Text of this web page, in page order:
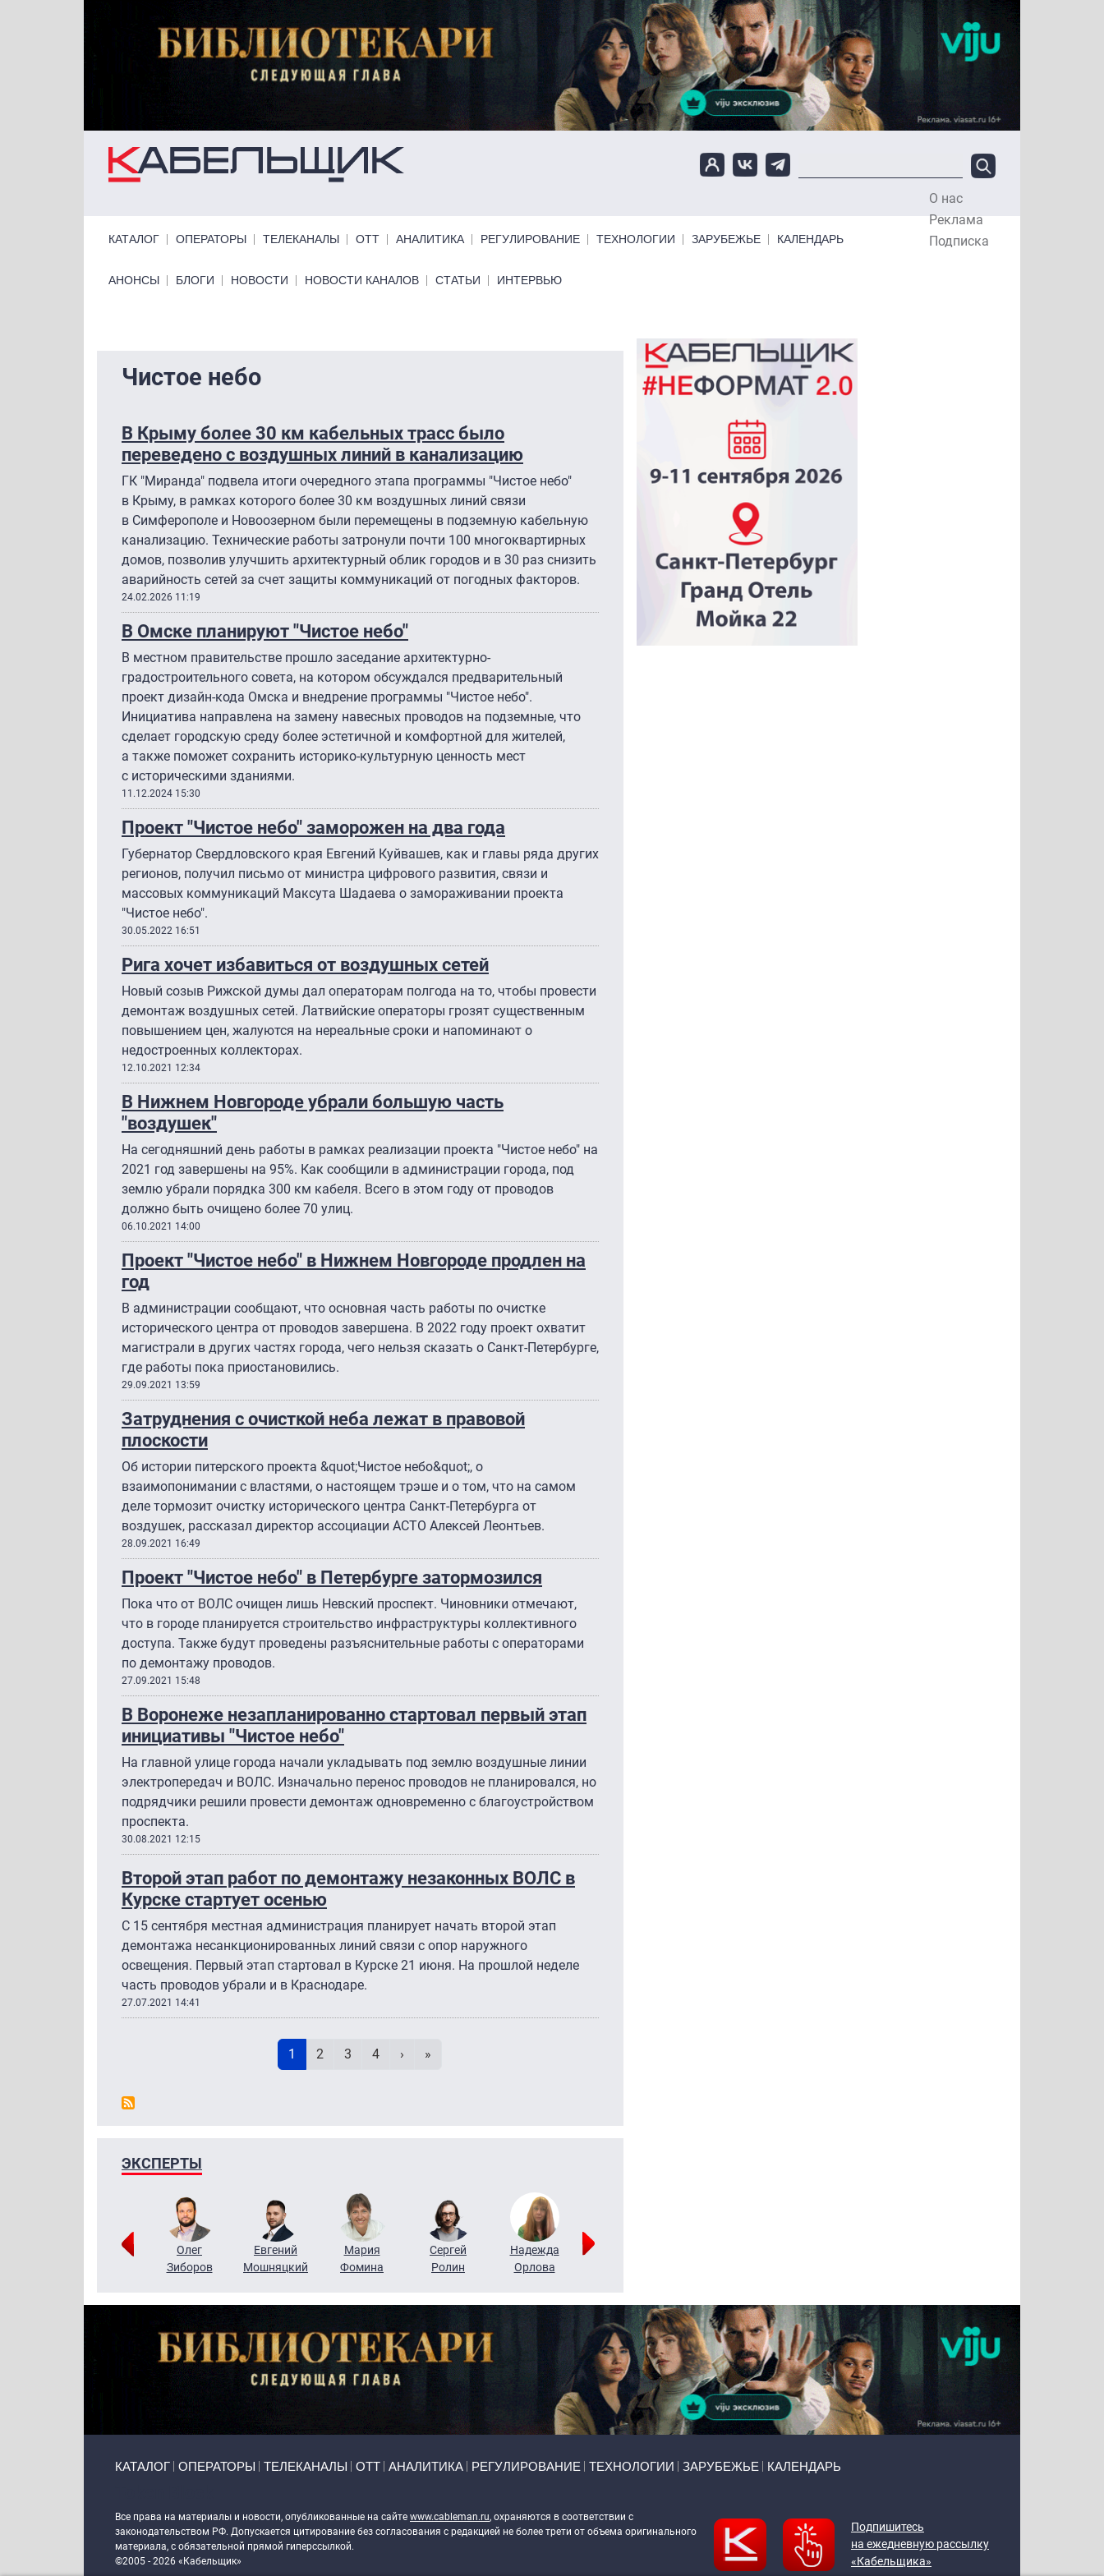
О нас
Реклама
Подписка
КАТАЛОГ ОПЕРАТОРЫ ТЕЛЕКАНАЛЫ ОТТ АНАЛИТИКА РЕГУЛИРОВАНИЕ ТЕХНОЛОГИИ ЗАРУБЕЖЬЕ КАЛЕНДАРЬ
Primary links bottom
АНОНСЫ БЛОГИ НОВОСТИ НОВОСТИ КАНАЛОВ СТАТЬИ ИНТЕРВЬЮ
Чистое небо
В Крыму более 30 км кабельных трасс было
переведено с воздушных линий в канализацию
ГК "Миранда" подвела итоги очередного этапа программы "Чистое небо"
в Крыму, в рамках которого более 30 км воздушных линий связи
в Симферополе и Новоозерном были перемещены в подземную кабельную
канализацию. Технические работы затронули почти 100 многоквартирных
домов, позволив улучшить архитектурный облик городов и в 30 раз снизить
аварийность сетей за счет защиты коммуникаций от погодных факторов.
24.02.2026 11:19
В Омске планируют "Чистое небо"
В местном правительстве прошло заседание архитектурно-
градостроительного совета, на котором обсуждался предварительный
проект дизайн-кода Омска и внедрение программы "Чистое небо".
Инициатива направлена на замену навесных проводов на подземные, что
сделает городскую среду более эстетичной и комфортной для жителей,
а также поможет сохранить историко-культурную ценность мест
с историческими зданиями.
11.12.2024 15:30
Проект "Чистое небо" заморожен на два года
Губернатор Свердловского края Евгений Куйвашев, как и главы ряда других
регионов, получил письмо от министра цифрового развития, связи и
массовых коммуникаций Максута Шадаева о замораживании проекта
"Чистое небо".
30.05.2022 16:51
Рига хочет избавиться от воздушных сетей
Новый созыв Рижской думы дал операторам полгода на то, чтобы провести
демонтаж воздушных сетей. Латвийские операторы грозят существенным
повышением цен, жалуются на нереальные сроки и напоминают о
недостроенных коллекторах.
12.10.2021 12:34
В Нижнем Новгороде убрали большую часть
"воздушек"
На сегодняшний день работы в рамках реализации проекта "Чистое небо" на
2021 год завершены на 95%. Как сообщили в администрации города, под
землю убрали порядка 300 км кабеля. Всего в этом году от проводов
должно быть очищено более 70 улиц.
06.10.2021 14:00
Проект "Чистое небо" в Нижнем Новгороде продлен на
год
В администрации сообщают, что основная часть работы по очистке
исторического центра от проводов завершена. В 2022 году проект охватит
магистрали в других частях города, чего нельзя сказать о Санкт-Петербурге,
где работы пока приостановились.
29.09.2021 13:59
Затруднения с очисткой неба лежат в правовой
плоскости
Об истории питерского проекта &quot;Чистое небо&quot;, о
взаимопонимании с властями, о настоящем трэше и о том, что на самом
деле тормозит очистку исторического центра Санкт-Петербурга от
воздушек, рассказал директор ассоциации АСТО Алексей Леонтьев.
28.09.2021 16:49
Проект "Чистое небо" в Петербурге затормозился
Пока что от ВОЛС очищен лишь Невский проспект. Чиновники отмечают,
что в городе планируется строительство инфраструктуры коллективного
доступа. Также будут проведены разъяснительные работы с операторами
по демонтажу проводов.
27.09.2021 15:48
В Воронеже незапланированно стартовал первый этап
инициативы "Чистое небо"
На главной улице города начали укладывать под землю воздушные линии
электропередач и ВОЛС. Изначально перенос проводов не планировался, но
подрядчики решили провести демонтаж одновременно с благоустройством
проспекта.
30.08.2021 12:15
Второй этап работ по демонтажу незаконных ВОЛС в
Курске стартует осенью
С 15 сентября местная администрация планирует начать второй этап
демонтажа несанкционированных линий связи с опор наружного
освещения. Первый этап стартовал в Курске 21 июня. На прошлой неделе
часть проводов убрали и в Краснодаре.
27.07.2021 14:41
Текущая страница
1 Page
2 Page
3 Page
4 Следующая страница
› Последняя страница
»
ЭКСПЕРТЫ
Григорий
Олег
Зиборов
Евгений
Мошняцкий
Мария
Фомина
Сергей
Ролин
Надежда
Орлова
КАТАЛОГ ОПЕРАТОРЫ ТЕЛЕКАНАЛЫ ОТТ АНАЛИТИКА РЕГУЛИРОВАНИЕ ТЕХНОЛОГИИ ЗАРУБЕЖЬЕ КАЛЕНДАРЬ
Все права на материалы и новости, опубликованные на сайте www.cableman.ru, охраняются в соответствии с
законодательством РФ. Допускается цитирование без согласования с редакцией не более трети от объема оригинального
материала, с обязательной прямой гиперссылкой.
©2005 - 2026 «Кабельщик»
Подпишитесь
на ежедневную рассылку
«Кабельщика»